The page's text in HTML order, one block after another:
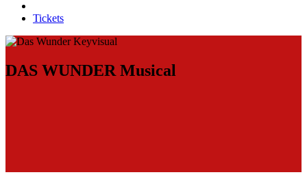
Tickets
DAS WUNDER Musical